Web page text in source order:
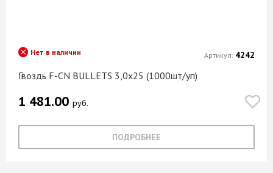
Гвоздь F-CN BULLETS 3,0х25 (1000шт/уп)
Нет в наличии
1 481.00 руб.
ПОДРОБНЕЕ
Артикул: 4242